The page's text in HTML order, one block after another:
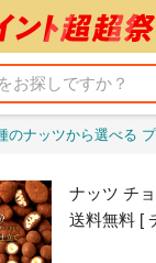
べる プレミアムショコラナッツ〜口
ナッツ チ